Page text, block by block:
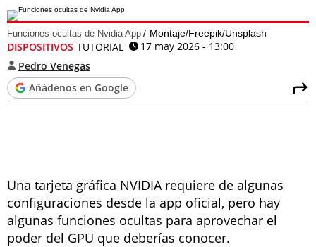
Funciones ocultas de Nvidia App Montaje/Freepik/Unsplash
DISPOSITIVOS TUTORIAL
17 may 2026 - 13:00
Pedro Venegas
Añádenos en Google
Una tarjeta gráfica NVIDIA requiere de algunas
configuraciones desde la app oficial, pero hay
algunas funciones ocultas para aprovechar el
poder del GPU que deberías conocer.